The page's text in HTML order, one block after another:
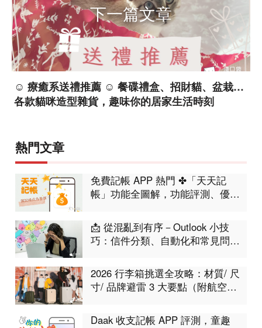
下一篇文章
☺ 療癒系送禮推薦 ☺ 餐碟禮盒、招財貓、盆栽…
各款貓咪造型雜貨，趣味你的居家生活時刻
熱門文章
免費記帳 APP 熱門 ✤「天天記
帳」功能全圖解，功能評測、優缺
📩 從混亂到有序－Outlook 小技
巧：信件分類、自動化和常見問題
2026 行李箱挑選全攻略：材質/ 尺
寸/ 品牌避雷 3 大要點（附航空限
Daak 收支記帳 APP 評測，童趣